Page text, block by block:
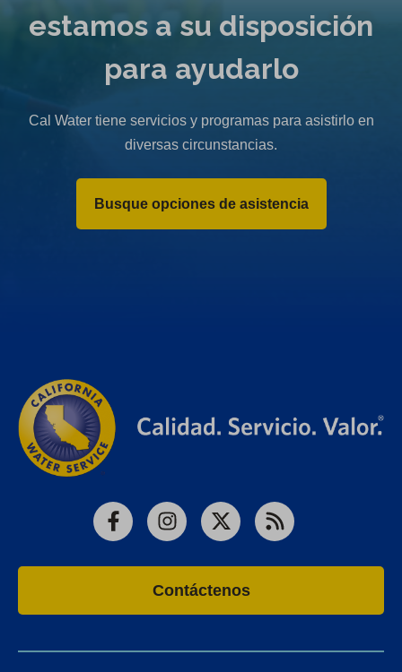
estamos a su disposición
para ayudarlo
Cal Water tiene servicios y programas para asistirlo en
diversas circunstancias.
Busque opciones de asistencia
FacebookInstagram
X RSS
Contáctenos